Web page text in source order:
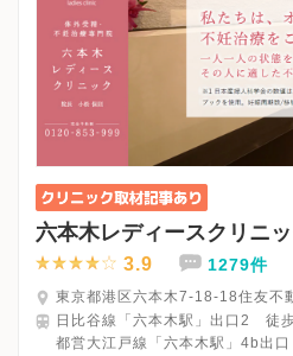
六本木レディースクリニ
3.9 1279件
東京都港区六本木7-18-18住友不
日比谷線「六本木駅」出口2 徒
都営大江戸線「六本木駅」4b出